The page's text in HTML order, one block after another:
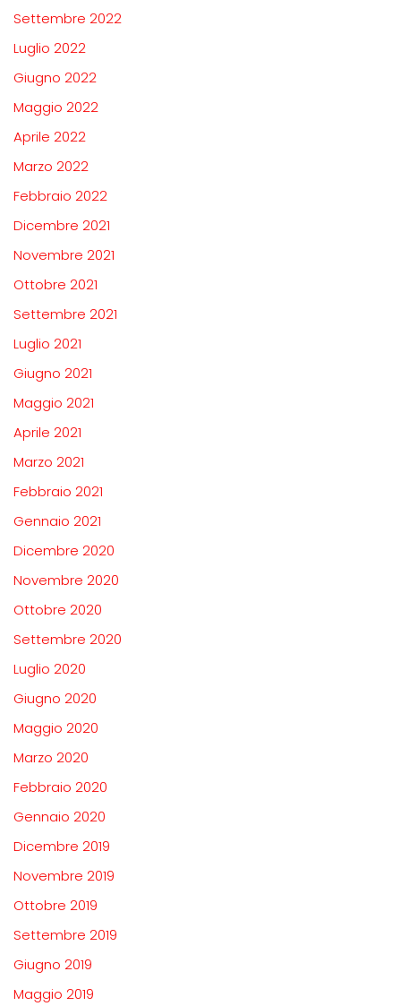
Settembre 2022
Luglio 2022
Giugno 2022
Maggio 2022
Aprile 2022
Marzo 2022
Febbraio 2022
Dicembre 2021
Novembre 2021
Ottobre 2021
Settembre 2021
Luglio 2021
Giugno 2021
Maggio 2021
Aprile 2021
Marzo 2021
Febbraio 2021
Gennaio 2021
Dicembre 2020
Novembre 2020
Ottobre 2020
Settembre 2020
Luglio 2020
Giugno 2020
Maggio 2020
Marzo 2020
Febbraio 2020
Gennaio 2020
Dicembre 2019
Novembre 2019
Ottobre 2019
Settembre 2019
Giugno 2019
Maggio 2019